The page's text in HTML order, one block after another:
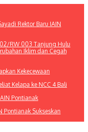
Rektor Baru IAIN
RW 003 Tanjung Hulu
Iklim dan Cegah
Kekecewaan
Kelapa ke NCC 4 Bali
Pontianak
Pontianak Sukseskan